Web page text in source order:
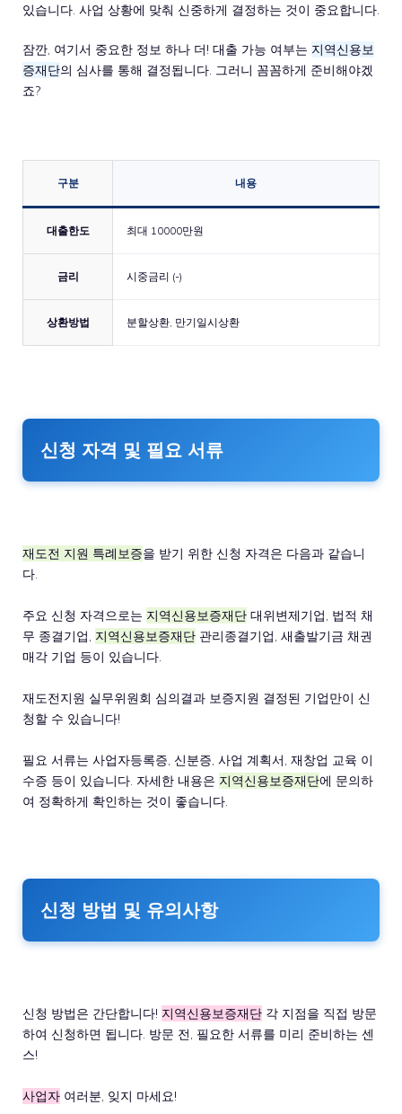
있습니다. 사업 상황에 맞춰 신중하게 결정하는 것이 중요합니다.
잠깐, 여기서 중요한 정보 하나 더! 대출 가능 여부는 지역신용보
증재단의 심사를 통해 결정됩니다. 그러니 꼼꼼하게 준비해야겠
죠?
구분 내용
대출한도 최대 10000만원
금리 시중금리 (-)
상환방법 분할상환, 만기일시상환
신청 자격 및 필요 서류
재도전 지원 특례보증을 받기 위한 신청 자격은 다음과 같습니
다.
주요 신청 자격으로는 지역신용보증재단 대위변제기업, 법적 채
무 종결기업, 지역신용보증재단 관리종결기업, 새출발기금 채권
매각 기업 등이 있습니다.
재도전지원 실무위원회 심의결과 보증지원 결정된 기업만이 신
청할 수 있습니다!
필요 서류는 사업자등록증, 신분증, 사업 계획서, 재창업 교육 이
수증 등이 있습니다. 자세한 내용은 지역신용보증재단에 문의하
여 정확하게 확인하는 것이 좋습니다.
신청 방법 및 유의사항
신청 방법은 간단합니다! 지역신용보증재단 각 지점을 직접 방문
하여 신청하면 됩니다. 방문 전, 필요한 서류를 미리 준비하는 센
스!
사업자 여러분, 잊지 마세요!